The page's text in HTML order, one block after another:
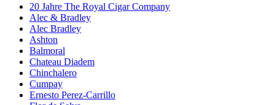
20 Jahre The Royal Cigar Company
Alec & Bradley
Alec Bradley
Ashton
Balmoral
Chateau Diadem
Chinchalero
Cumpay
Ernesto Perez-Carrillo